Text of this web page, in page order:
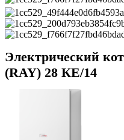
Электрический
(RAY) 28 КE/14